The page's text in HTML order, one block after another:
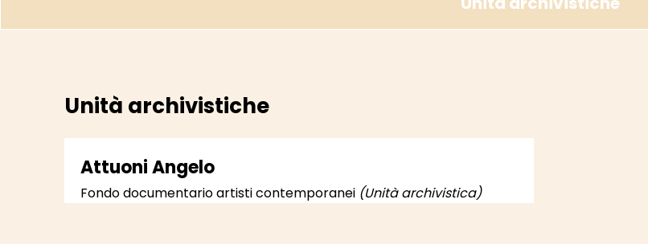
Unità archivistiche
Attuoni Angelo
Fondo documentario artisti contemporanei (Unità archivistica)